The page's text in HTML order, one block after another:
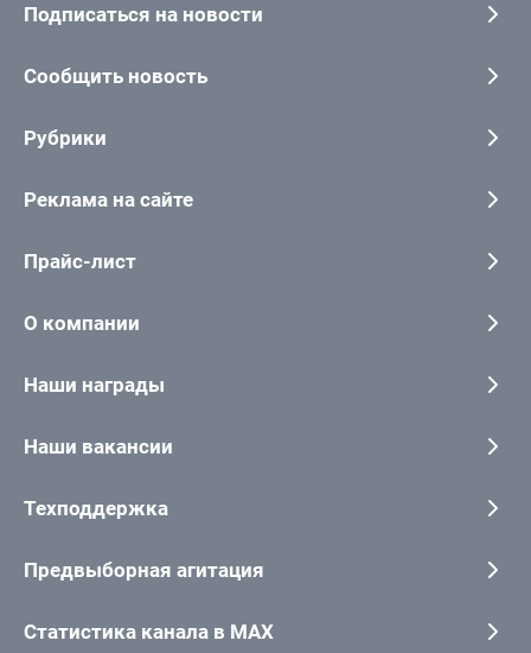
Подписаться на новости
Сообщить новость
Рубрики
Реклама на сайте
Прайс-лист
О компании
Наши награды
Наши вакансии
Техподдержка
Предвыборная агитация
Статистика канала в MAX